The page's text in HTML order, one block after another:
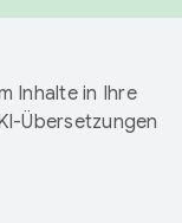
Inhalte in Ihre
Übersetzungen